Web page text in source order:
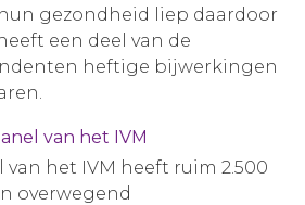
gezondheid liep daardoor
een deel van de
heftige bijwerkingen
van het IVM
het IVM heeft ruim 2.500
overwegend